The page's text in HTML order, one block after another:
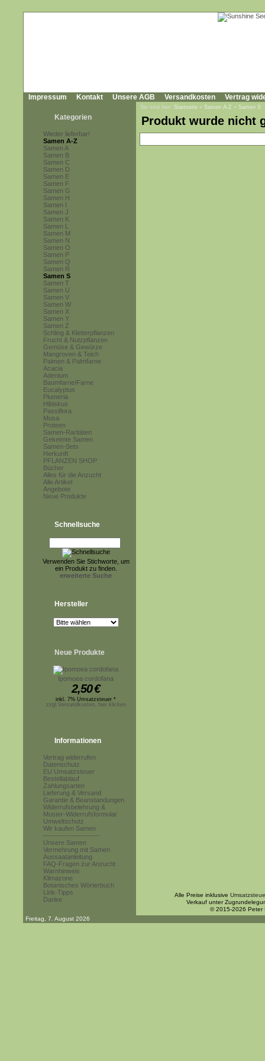
Impressum Kontakt Unsere AGB Versandkosten Vertrag
Kategorien
Wieder lieferbar!
Samen A-Z
Samen A
Samen B
Samen C
Samen D
Samen E
Samen F
Samen G
Samen H
Samen I
Samen J
Samen K
Samen L
Samen M
Samen N
Samen O
Samen P
Samen Q
Samen R
Samen S
Samen T
Samen U
Samen V
Samen W
Samen X
Samen Y
Samen Z
Schling & Kletterpflanzen
Frucht & Nutzpflanzen
Gemüse & Gewürze
Mangroven & Teich
Palmen & Palmfarne
Acacia
Adenium
Baumfarne/Farne
Eucalyptus
Plumeria
Hibiskus
Passiflora
Musa
Proteen
Samen-Raritäten
Gekeimte Samen
Samen-Sets
Herkunft
PFLANZEN SHOP
Bücher
Alles für die Anzucht
Alle Artikel
Angebote
Neue Produkte
Schnellsuche
Verwenden Sie Stichworte, um
ein Produkt zu finden.
erweiterte Suche
Hersteller
Neue Produkte
Ipomoea cordofana
2,50€
inkl. 7% Umsatzsteuer *
zzgl.Versandkosten, hier klicken
Informationen
Vertrag widerrufen
Datenschutz
EU Umsatzsteuer
Bestellablauf
Zahlungsarten
Lieferung & Versand
Garantie & Beanstandungen
Widerrufsbelehrung &
Muster-Widerrufsformular
Umweltschutz
Wir kaufen Samen
------------------------
Unsere Samen
Vermehrung mit Samen
Aussaatanleitung
FAQ-Fragen zur Anzucht
Warnhinweis
Klimazone
Botanisches Wörterbuch
Link-Tipps
Danke
Sie sind hier: Startseite » Samen A-Z » Samen S
Produkt wurde nicht
Alle Preise inklusive
Verkauf unter
© 2015-2026 Peter
Freitag, 7. August 2026